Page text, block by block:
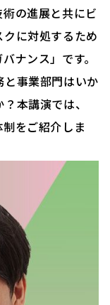
の進展と共にビ
に対処するため
ナンス」です。
事業部門はいか
本講演では、
制をご紹介しま